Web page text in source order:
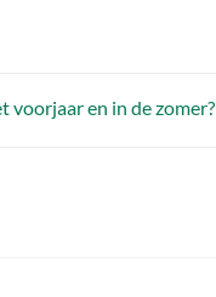
voorjaar en in de zomer?